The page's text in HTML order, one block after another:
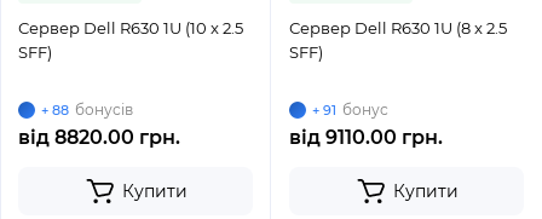
Сервер Dell R630 1U (10 x 2.5
SFF)
+ 88 бонусів
від 8820.00 грн.
Купити
Сервер Dell R630 1U (8 x 2.5
SFF)
+ 91 бонус
від 9110.00 грн.
Купити